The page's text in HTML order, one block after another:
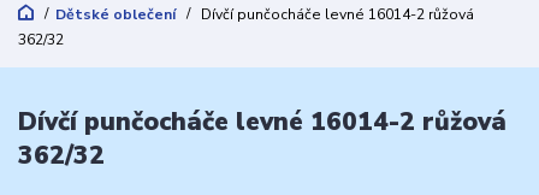
Dětské oblečení
Dívčí punčocháče levné 16014-2 růžová
362/32
Dívčí punčocháče levné 16014-2 růžová
362/32